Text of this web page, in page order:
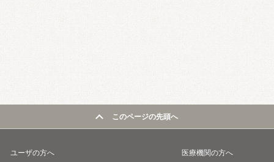
このページの先頭へ
ユーザの方へ 医療機関の方へ